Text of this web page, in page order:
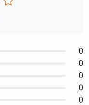
0
0
0
0
0